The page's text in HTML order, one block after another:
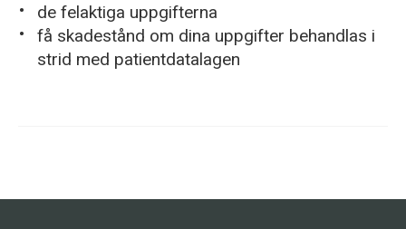
de felaktiga uppgifterna
få skadestånd om dina uppgifter behandlas i
strid med patientdatalagen